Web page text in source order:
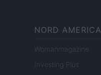
NORD AMERICA
Womanmagazine
Investing Plus